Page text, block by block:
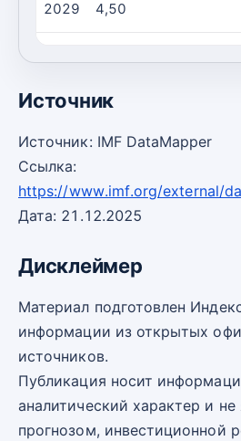
2029 4,50
Источник
Источник: IMF DataMapper
Ссылка:
https://www.imf.org/external/
Дата: 21.12.2025
Дисклеймер
Материал подготовлен
информации из открытых
источников.
Публикация носит
аналитический характер и не
прогнозом, инвестиционной